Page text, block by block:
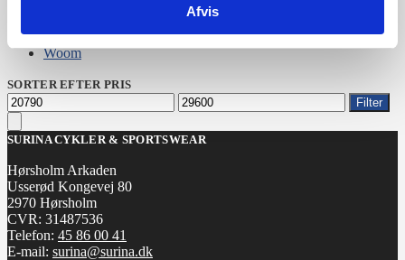
Afvis
Norden
Woom
SORTER EFTER PRIS
Mindste
pris
Højeste
pris
Filter
SURINA CYKLER & SPORTSWEAR
Hørsholm Arkaden
Usserød Kongevej 80
2970 Hørsholm
CVR: 31487536
Telefon: 45 86 00 41
E-mail: surina@surina.dk